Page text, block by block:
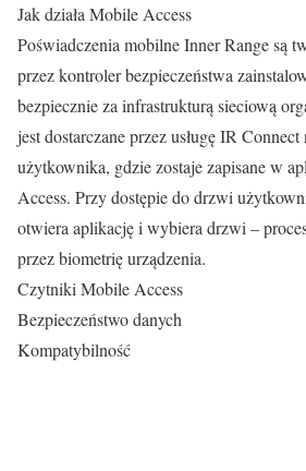
Jak działa Mobile Access
Poświadczenia mobilne Inner Range są
przez kontroler bezpieczeństwa
bezpiecznie za infrastrukturą sieciową
jest dostarczane przez usługę IR
użytkownika, gdzie zostaje zapisane w
Access. Przy dostępie do drzwi
otwiera aplikację i wybiera drzwi –
przez biometrię urządzenia.
Czytniki Mobile Access
Bezpieczeństwo danych
Kompatybilność